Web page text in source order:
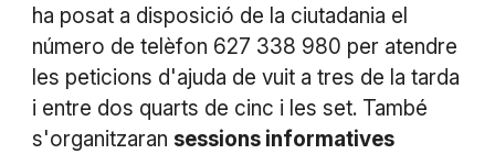
ha posat a disposició de la ciutadania el
número de telèfon 627 338 980 per atendre
les peticions d'ajuda de vuit a tres de la tarda
i entre dos quarts de cinc i les set. També
s'organitzaran sessions informatives